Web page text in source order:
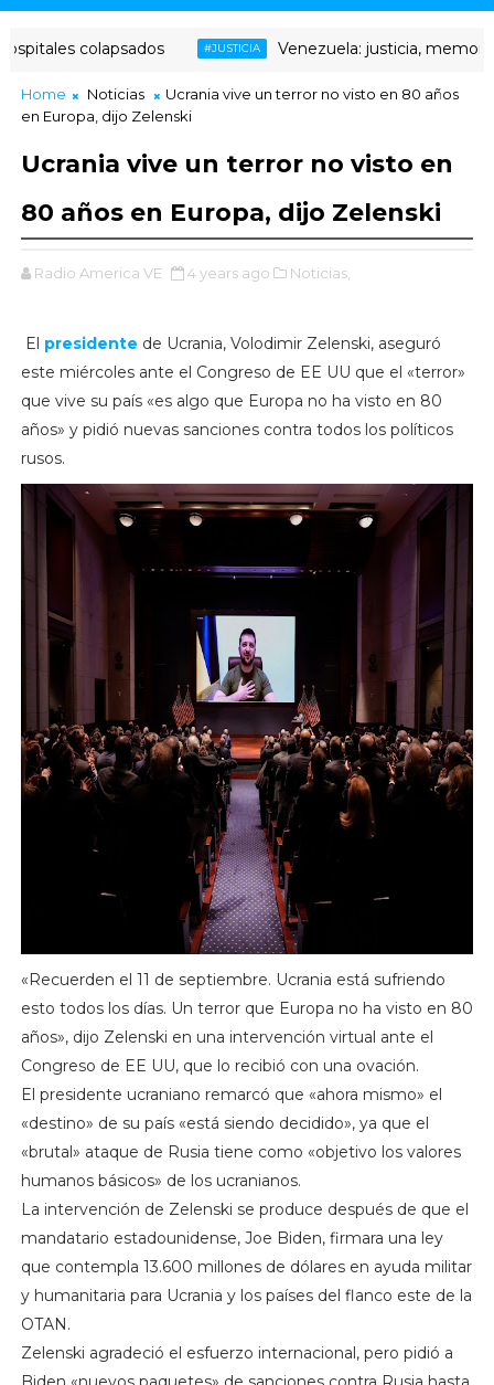
colapsados #JUSTICIA Venezuela: justicia, memoria y
Home Noticias
Ucrania vive un terror no visto en 80 años
en Europa, dijo Zelenski
Ucrania vive un terror no visto en
80 años en Europa, dijo Zelenski
Radio America VE 4 years ago Noticias,
El presidente de Ucrania, Volodimir Zelenski, aseguró
este miércoles ante el Congreso de EE UU que el «terror»
que vive su país «es algo que Europa no ha visto en 80
años» y pidió nuevas sanciones contra todos los políticos
rusos.
«Recuerden el 11 de septiembre. Ucrania está sufriendo
esto todos los días. Un terror que Europa no ha visto en 80
años», dijo Zelenski en una intervención virtual ante el
Congreso de EE UU, que lo recibió con una ovación.
El presidente ucraniano remarcó que «ahora mismo» el
«destino» de su país «está siendo decidido», ya que el
«brutal» ataque de Rusia tiene como «objetivo los valores
humanos básicos» de los ucranianos.
La intervención de Zelenski se produce después de que el
mandatario estadounidense, Joe Biden, firmara una ley
que contempla 13.600 millones de dólares en ayuda militar
y humanitaria para Ucrania y los países del flanco este de la
OTAN.
Zelenski agradeció el esfuerzo internacional, pero pidió a